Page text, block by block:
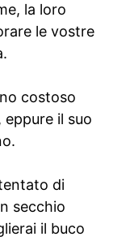
la loro
le vostre
costoso
il suo
di
secchio
il buco